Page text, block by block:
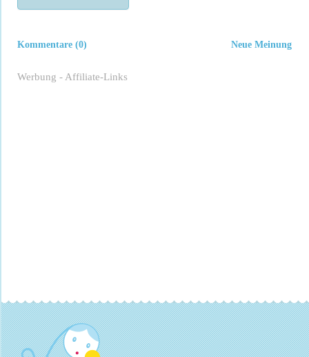
Neue Meinung
Kommentare (0)
Werbung - Affiliate-Links